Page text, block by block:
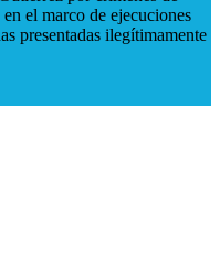
el marco de ejecuciones
presentadas ilegítimamente